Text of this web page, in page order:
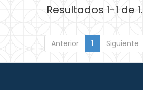
Resultados 1-1 de 1.
Anterior 1 Siguiente